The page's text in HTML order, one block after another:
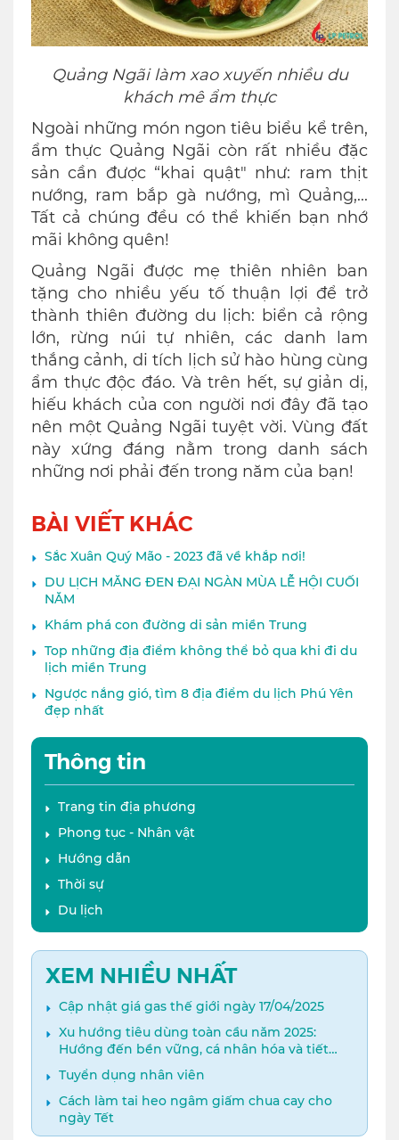
Quảng Ngãi làm xao xuyến nhiều du
khách mê ẩm thực
Ngoài những món ngon tiêu biểu kể trên,
ẩm thực Quảng Ngãi còn rất nhiều đặc
sản cần được “khai quật" như: ram thịt
nướng, ram bắp gà nướng, mì Quảng,...
Tất cả chúng đều có thể khiến bạn nhớ
mãi không quên!
Quảng Ngãi được mẹ thiên nhiên ban
tặng cho nhiều yếu tố thuận lợi để trở
thành thiên đường du lịch: biển cả rộng
lớn, rừng núi tự nhiên, các danh lam
thắng cảnh, di tích lịch sử hào hùng cùng
ẩm thực độc đáo. Và trên hết, sự giản dị,
hiếu khách của con người nơi đây đã tạo
nên một Quảng Ngãi tuyệt vời. Vùng đất
này xứng đáng nằm trong danh sách
những nơi phải đến trong năm của bạn!
BÀI VIẾT KHÁC
Sắc Xuân Quý Mão - 2023 đã về khắp nơi!
DU LỊCH MĂNG ĐEN ĐẠI NGÀN MÙA LỄ HỘI CUỐI
NĂM
Khám phá con đường di sản miền Trung
Top những địa điểm không thể bỏ qua khi đi du
lịch miền Trung
Ngược nắng gió, tìm 8 địa điểm du lịch Phú Yên
đẹp nhất
Thông tin
Trang tin địa phương
Phong tục - Nhân vật
Hướng dẫn
Thời sự
Du lịch
XEM NHIỀU NHẤT
Cập nhật giá gas thế giới ngày 17/04/2025
Xu hướng tiêu dùng toàn cầu năm 2025:
Hướng đến bền vững, cá nhân hóa và tiết
kiệm thông minh​
Tuyển dụng nhân viên
Cách làm tai heo ngâm giấm chua cay cho
ngày Tết